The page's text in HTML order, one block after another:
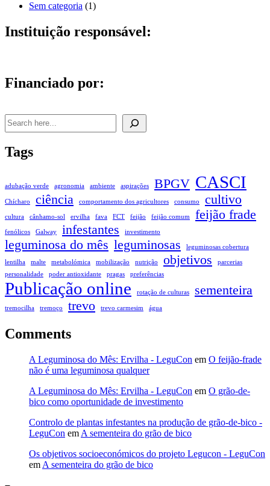
Sem categoria (1)
Instituição responsável:
Financiado por:
Pesquisar
Tags
adubação verde agronomia ambiente aspirações BPGV CASCI
Chícharo ciência comportamento dos agricultores consumo cultivo
cultura cânhamo-sol ervilha fava FCT feijão feijão comum feijão frade
fenólicos Galway infestantes investimento
leguminosa do mês leguminosas leguminosas cobertura
lentilha malte metabolómica mobilização nutrição objetivos
parcerias
personalidade
poder antioxidante pragas preferências
Publicação online rotação de culturas sementeira
tremocilha tremoço trevo trevo carmesim água
Comments
A Leguminosa do Mês: Ervilha - LeguCon em O feijão-frade
não é uma leguminosa qualquer
A Leguminosa do Mês: Ervilha - LeguCon em O grão-de-
bico como oportunidade de investimento
Controlo de plantas infestantes na produção de grão-de-bico -
LeguCon em A sementeira do grão de bico
Os objetivos socioeconómicos do projeto Legucon - LeguCon
em A sementeira do grão de bico